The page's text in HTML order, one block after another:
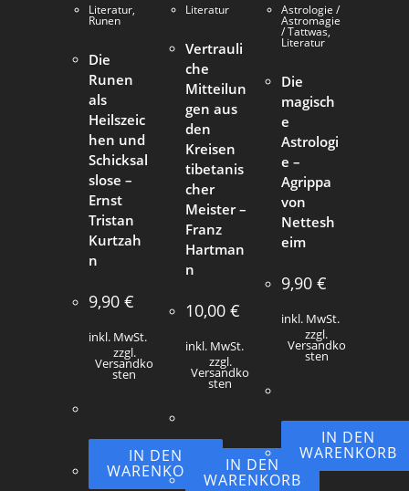
Literatur,
Runen
Die
Runen
als
Heilszeic
hen und
Schicksal
slose –
Ernst
Tristan
Kurtzah
n
9,90€
inkl. MwSt.
zzgl.
Versandko
sten
IN DEN
WARENKORB
Literatur
Vertrauli
che
Mitteilun
gen aus
den
Kreisen
tibetanis
cher
Meister –
Franz
Hartman
n
10,00 €
inkl. MwSt.
zzgl.
Versandko
sten
IN DEN
WARENKORB
Astrologie /
Astromagie
/ Tattwas,
Literatur
Die
magisch
e
Astrologi
e –
Agrippa
von
Nettesh
eim
9,90 €
inkl. MwSt.
zzgl.
Versandko
sten
IN DEN
WARENKORB